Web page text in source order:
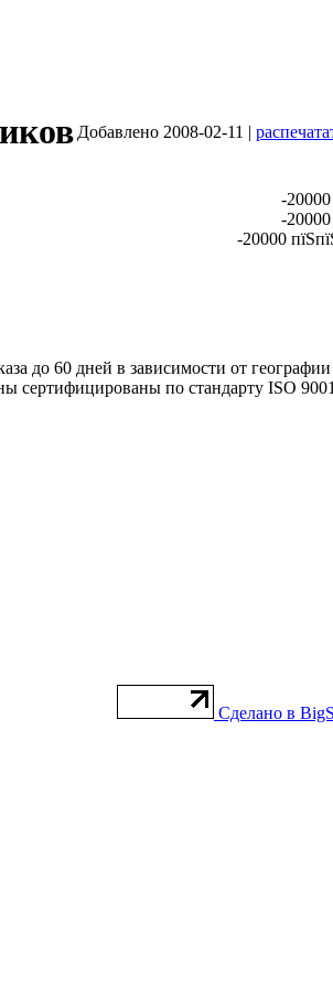
Добавлено 2008-02-11 |
-
-
-20000
до 60 дней в зависимости от географии
сертифицированы по стандарту ISO
Сделано в